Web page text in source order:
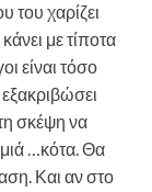
του χαρίζει
με τίποτα
είναι τόσο
σκέψη να
…κότα. Θα
Και αν στο